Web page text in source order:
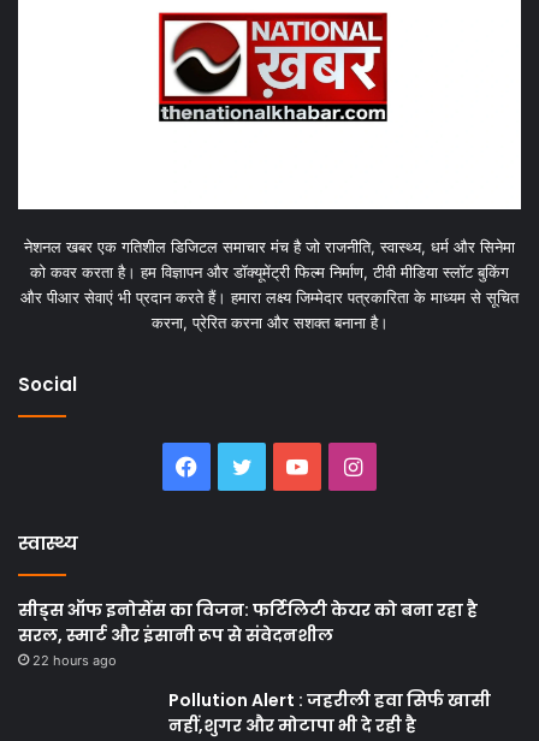
नेशनल खबर एक गतिशील डिजिटल समाचार मंच है जो राजनीति, स्वास्थ्य, धर्म और सिनेमा
को कवर करता है। हम विज्ञापन और डॉक्यूमेंट्री फिल्म निर्माण, टीवी मीडिया स्लॉट बुकिंग
और पीआर सेवाएं भी प्रदान करते हैं। हमारा लक्ष्य जिम्मेदार पत्रकारिता के माध्यम से सूचित
करना, प्रेरित करना और सशक्त बनाना है।
Social
Facebook
TwitterYouTubeInstagram
स्वास्थ्य
सीड्स ऑफ इनोसेंस का विजन: फर्टिलिटी केयर को बना रहा है
सरल, स्मार्ट और इंसानी रूप से संवेदनशील
22 hours ago
Pollution Alert : जहरीली हवा सिर्फ खासी
नहीं,शुगर और मोटापा भी दे रही है